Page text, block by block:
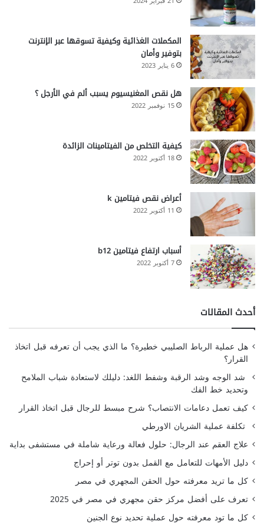
المكملات الغذائية وكيفية تسوقها عبر الإنترنت
بتوفير وأمان
6 يناير 2023
هل نقص المغنيسيوم يسبب ألم في الأرجل ؟
15 نوفمبر 2022
كيفية التخلص من الفيتامينات الزائدة
18 أكتوبر 2022
أعراض نقص فيتامين k
11 أكتوبر 2022
أسباب ارتفاع فيتامين b12
7 أكتوبر 2022
أحدث المقالات
هل عملية الرباط الصليبي خطيرة؟ ما الذي يجب أن تعرفه قبل اتخاذ
القرار؟
شد الوجه وشد الرقبة وشفط اللغد: دليلك لاستعادة شباب الملامح
وتحديد خط الفك
كيف تعمل دعامات الانتصاب؟ شرح مبسط للرجال قبل اتخاذ القرار
تكلفة عملية الشريان الاورطي
علاج العقم عند الرجال: حلول فعالة ورعاية شاملة في مستشفى بداية
دليل الأمهات للتعامل مع القمل بدون توتر أو إحراج
كل ما تريد معرفته حول الحقن المجهري في مصر
تعرف على أفضل مركز حقن مجهري في مصر في 2025
كل ما تود معرفته حول عملية تحديد نوع الجنين